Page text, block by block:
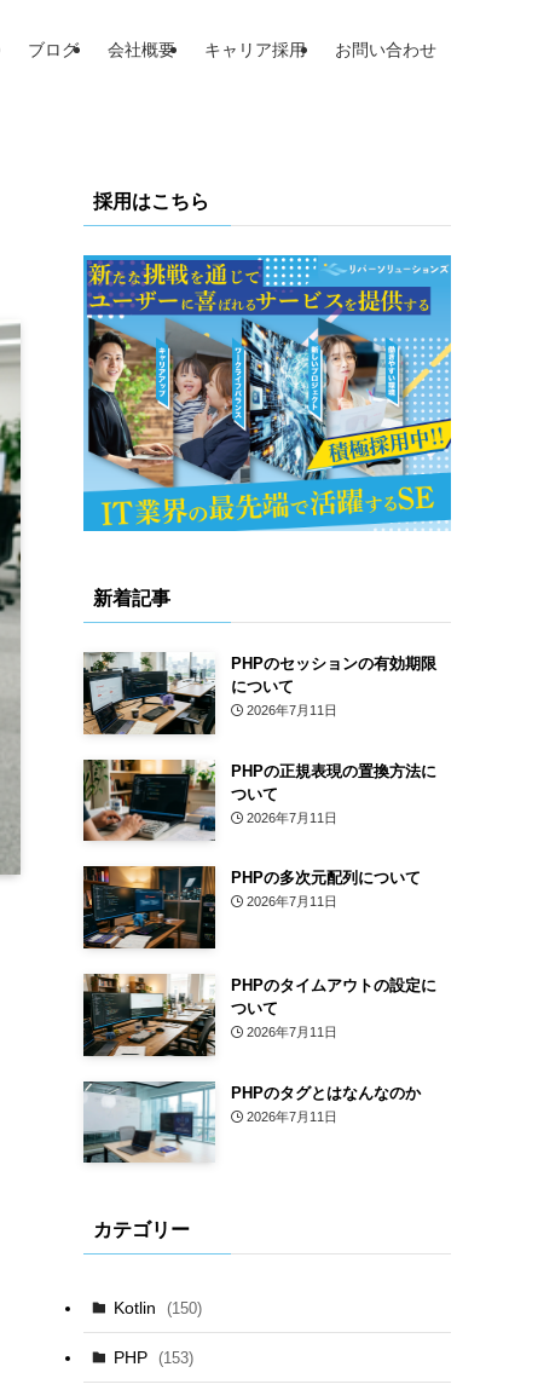
ブログ 会社概要 キャリア採用 お問い合わせ
採用はこちら
新着記事
PHPのセッションの有効期限
について
2026年7月11日
PHPの正規表現の置換方法に
ついて
2026年7月11日
PHPの多次元配列について
2026年7月11日
PHPのタイムアウトの設定に
ついて
2026年7月11日
PHPのタグとはなんなのか
2026年7月11日
カテゴリー
Kotlin (150)
PHP (153)